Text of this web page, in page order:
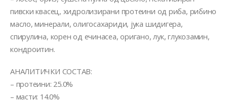
пивски квасец, хидролизирани протеини од риба, рибино
масло, минерали, олигосахариди, јука шидигера,
спирулина, корен од ечинасеа, оригано, лук, глукозамин,
кондроитин.
АНАЛИТИЧКИ СОСТАВ:
– протеини: 25.0%
– масти: 14.0%